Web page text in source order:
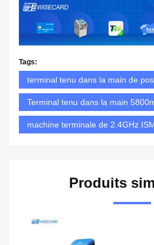
Tags:
terminal tenu dans la main de
Terminal tenu dans la main
machine terminale de 2.4GHz
Produits